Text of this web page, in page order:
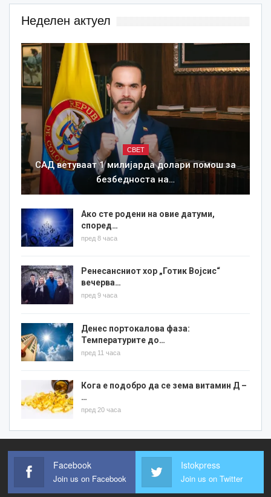
Неделен актуел
СВЕТ
САД ветуваат 1 милијарда долари помош за
безбедноста на…
Ако сте родени на овие датуми,
според…
пред 8 часа
Ренесансниот хор „Готик Војсис“
вечерва…
пред 9 часа
Денес портокалова фаза:
Температурите до…
пред 11 часа
Кога е подобро да се зема витамин Д –
…
пред 20 часа
Facebook
Join us on Facebook
Istokpress
Join us on Twitter